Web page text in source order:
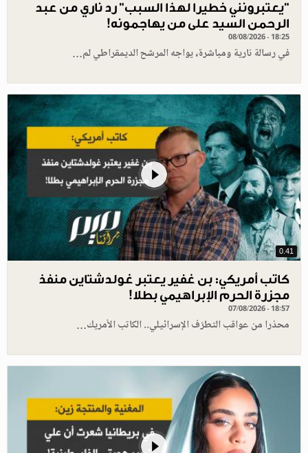
"يعتبرونني خطيرا لهذا السبب" رد ناري من عبد
الرحمن السيد على من يهاجمونه!
08/08/2026 - 18:25
في رسالة نارية ومباشرة، يواجه المرشح الديمقراطي لم…
0.41
كاتب أمريكي: بن غفير يعتبر غولدشتاين منفذ
مجزرة الحرم الإبراهيمي بطلا!
07/08/2026 - 18:57
محذرا من عواقب التطرّف الإسرائيلي.. الكاتب الأمريك…